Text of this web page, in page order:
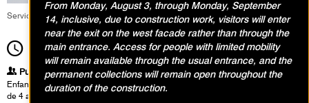
Service éducatif et culturel
14h30Durée1h30
Publics
Enfants / Ados
de 4 ans à 6 ans
From Monday, August 3, through Monday, September
14, inclusive, due to construction work, visitors will enter
near the exit on the west facade rather than through the
main entrance. Access for people with limited mobility
will remain available through the usual entrance, and the
permanent collections will remain open throughout the
duration of the construction.